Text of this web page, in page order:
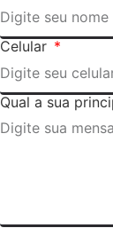
Celular
Qual a sua